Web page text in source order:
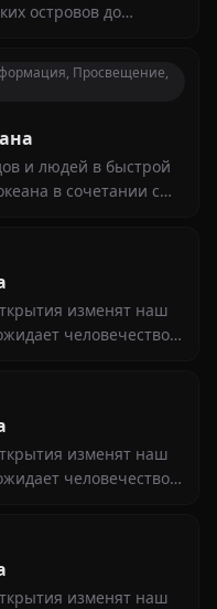
островов до
Просвещение,
и людей в быстрой
в сочетании с
изменят наш
человечество?
том, как
переменам
изменят наш
человечество?
том, как
переменам
изменят наш